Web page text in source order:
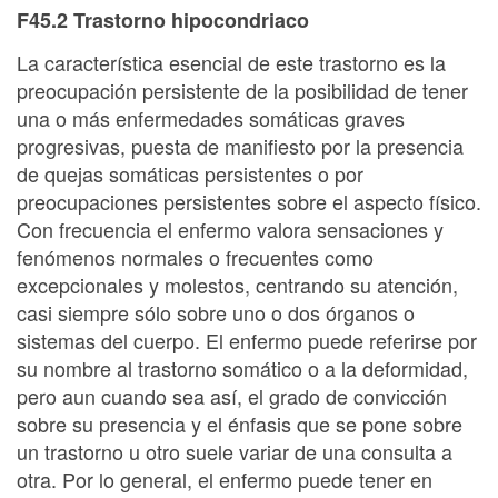
F45.2 Trastorno hipocondriaco
La característica esencial de este trastorno es la
preocupación persistente de la posibilidad de tener
una o más enfermedades somáticas graves
progresivas, puesta de manifiesto por la presencia
de quejas somáticas persistentes o por
preocupaciones persistentes sobre el aspecto físico.
Con frecuencia el enfermo valora sensaciones y
fenómenos normales o frecuentes como
excepcionales y molestos, centrando su atención,
casi siempre sólo sobre uno o dos órganos o
sistemas del cuerpo. El enfermo puede referirse por
su nombre al trastorno somático o a la deformidad,
pero aun cuando sea así, el grado de convicción
sobre su presencia y el énfasis que se pone sobre
un trastorno u otro suele variar de una consulta a
otra. Por lo general, el enfermo puede tener en